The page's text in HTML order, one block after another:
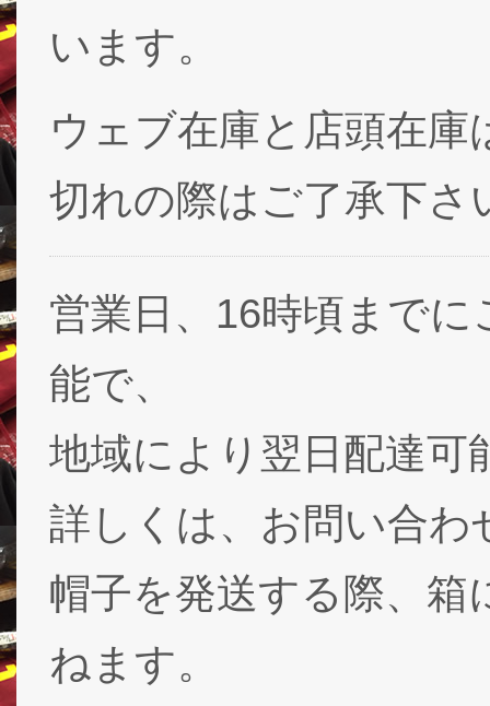
います。
ウェブ在庫と店頭在
切れの際はご了承下さ
営業日、16時頃まで
能で、
地域により翌日配達可
詳しくは、お問い合わ
帽子を発送する際、箱
ねます。